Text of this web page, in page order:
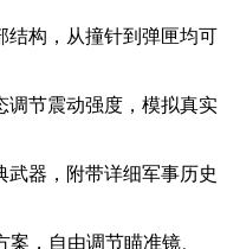
结构，从撞针到弹匣均可
调节震动强度，模拟真实
武器，附带详细军事历史
，自由调节瞄准镜、